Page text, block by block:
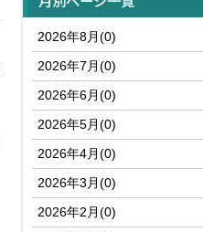
2026年8月(0)
2026年7月(0)
2026年6月(0)
2026年5月(0)
2026年4月(0)
2026年3月(0)
2026年2月(0)